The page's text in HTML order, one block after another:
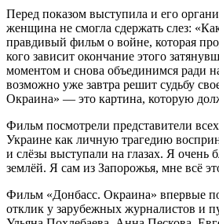
Перед показом выступила и его
женщина не смогла сдержать слез:
правдивый фильм о войне, которая
кого зависит окончание этого
моментом и снова объединимся ради
возможно уже завтра решит судьбу
Окраина» — это картина, которую
Фильм посмотрели представители
Украине как личную трагедию
и слёзы выступали на глазах. Я очень
землёй. Я сам из Запорожья, мне всё
Фильм «Донбасс. Окраина» впервые
отклик у зарубежных журналистов и